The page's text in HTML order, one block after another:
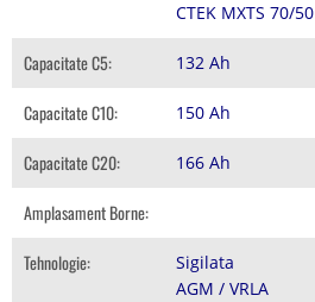
CTEK MXTS 70/50
Capacitate C5: 132 Ah
Capacitate C10: 150 Ah
Capacitate C20: 166 Ah
Amplasament Borne:
Tehnologie:
Sigilata
AGM / VRLA